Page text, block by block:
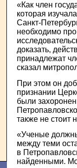
«Как член
которая
Санкт-
необходимо
доказать,
принадлежат
сказал
При этом он
признании
были
также не стоит
«Ученые
между теми
в
найденными.